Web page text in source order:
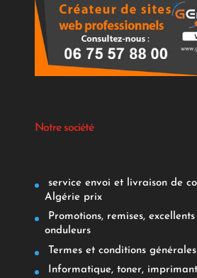
Notre société
service envoi et livraison de
Algérie prix
Promotions, remises,
onduleurs
Termes et conditions
Informatique, toner,